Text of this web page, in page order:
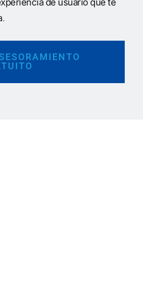
.